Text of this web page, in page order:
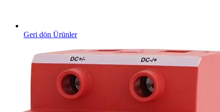
Geri dön Ürünler